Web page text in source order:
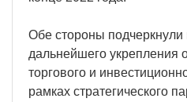
Обе стороны подчеркнули
дальнейшего укрепления
торгового и
рамках стратегического